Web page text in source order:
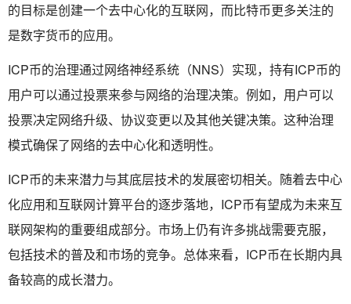
的目标是创建一个去中心化的互联网，而比特币更多关注的
是数字货币的应用。
ICP币的治理通过网络神经系统（NNS）实现，持有ICP币的
用户可以通过投票来参与网络的治理决策。例如，用户可以
投票决定网络升级、协议变更以及其他关键决策。这种治理
模式确保了网络的去中心化和透明性。
ICP币的未来潜力与其底层技术的发展密切相关。随着去中心
化应用和互联网计算平台的逐步落地，ICP币有望成为未来互
联网架构的重要组成部分。市场上仍有许多挑战需要克服，
包括技术的普及和市场的竞争。总体来看，ICP币在长期内具
备较高的成长潜力。